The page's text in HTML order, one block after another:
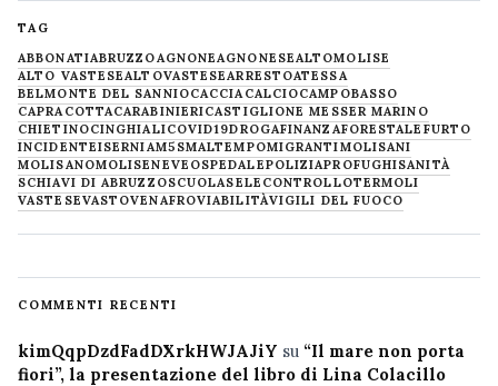
TAG
ABBONATIABRUZZOAGNONEAGNONESEALTOMOLISE
ALTO VASTESEALTOVASTESEARRESTOATESSA
BELMONTE DEL SANNIOCACCIACALCIOCAMPOBASSO
CAPRACOTTACARABINIERICASTIGLIONE MESSER MARINO
CHIETINOCINGHIALICOVID19DROGAFINANZAFORESTALE FURTO
INCIDENTEISERNIAM5SMALTEMPOMIGRANTIMOLISANI
MOLISANOMOLISENEVE OSPEDALEPOLIZIAPROFUGHISANITÀ
SCHIAVI DI ABRUZZOSCUOLASELECONTROLLOTERMOLI
VASTESEVASTOVENAFROVIABILITÀVIGILI DEL FUOCO
COMMENTI RECENTI
kimQqpDzdFadDXrkHWJAJiY su “Il mare non porta
fiori”, la presentazione del libro di Lina Colacillo